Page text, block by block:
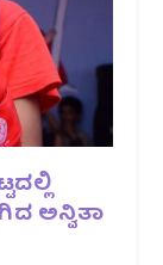
ಅನ್ವಿತಾ